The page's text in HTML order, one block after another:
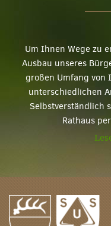
Um Ihnen Wege zu
Ausbau unseres
großen Umfang von
unterschiedlichen
Selbstverständlich
Rathaus